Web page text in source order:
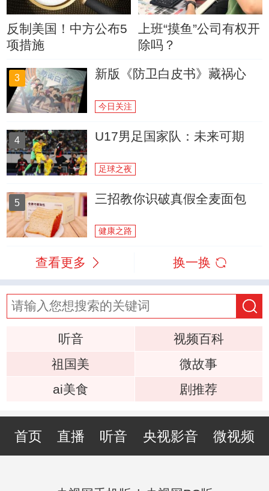
反制美国！中方公布5
项措施
上班“摸鱼”公司有权开
除吗？
3 新版《防卫白皮书》藏祸心
今日关注
4 U17男足国家队：未来可期
足球之夜
5 三招教你识破真假全麦面包
健康之路
查看更多 换一换
听音
视频百科
祖国美
微故事
ai美食
剧推荐
首页 直播 听音 央视影音 微视频